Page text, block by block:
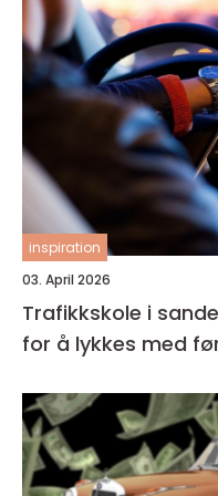
inspiration
03. April 2026
Trafikkskole i
for å lykkes med